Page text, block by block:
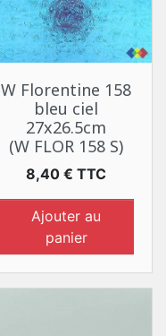
W Florentine 158
bleu ciel
27x26.5cm
(W FLOR 158 S)
Prix
8,40 € TTC
Ajouter au
panier